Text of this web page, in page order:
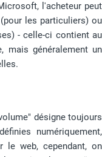
l'acheteur peut
les particuliers) ou
- celle-ci contient au
mais généralement un
désigne toujours
numériquement,
le web, cependant, on